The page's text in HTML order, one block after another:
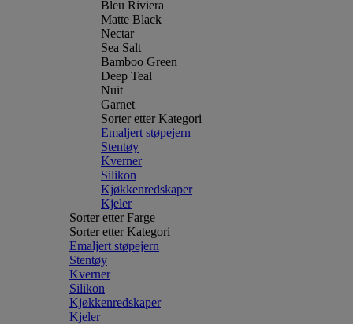
Bleu Riviera
Matte Black
Nectar
Sea Salt
Bamboo Green
Deep Teal
Nuit
Garnet
Sorter etter Kategori
Emaljert støpejern
Stentøy
Kverner
Silikon
Kjøkkenredskaper
Kjeler
Sorter etter Farge
Sorter etter Kategori
Emaljert støpejern
Stentøy
Kverner
Silikon
Kjøkkenredskaper
Kjeler